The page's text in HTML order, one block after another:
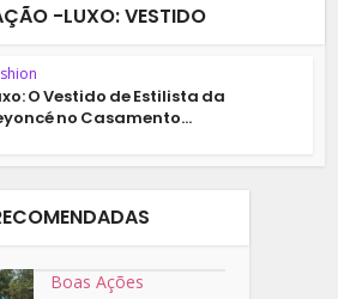
-LUXO: VESTIDO
O Vestido de Estilista da
no Casamento...
Boas Ações